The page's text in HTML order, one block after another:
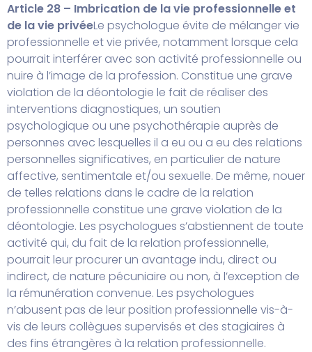
Article 28 – Imbrication de la vie professionnelle et
de la vie privéeLe psychologue évite de mélanger vie
professionnelle et vie privée, notamment lorsque cela
pourrait interférer avec son activité professionnelle ou
nuire à l’image de la profession. Constitue une grave
violation de la déontologie le fait de réaliser des
interventions diagnostiques, un soutien
psychologique ou une psychothérapie auprès de
personnes avec lesquelles il a eu ou a eu des relations
personnelles significatives, en particulier de nature
affective, sentimentale et/ou sexuelle. De même, nouer
de telles relations dans le cadre de la relation
professionnelle constitue une grave violation de la
déontologie. Les psychologues s’abstiennent de toute
activité qui, du fait de la relation professionnelle,
pourrait leur procurer un avantage indu, direct ou
indirect, de nature pécuniaire ou non, à l’exception de
la rémunération convenue. Les psychologues
n’abusent pas de leur position professionnelle vis-à-
vis de leurs collègues supervisés et des stagiaires à
des fins étrangères à la relation professionnelle.